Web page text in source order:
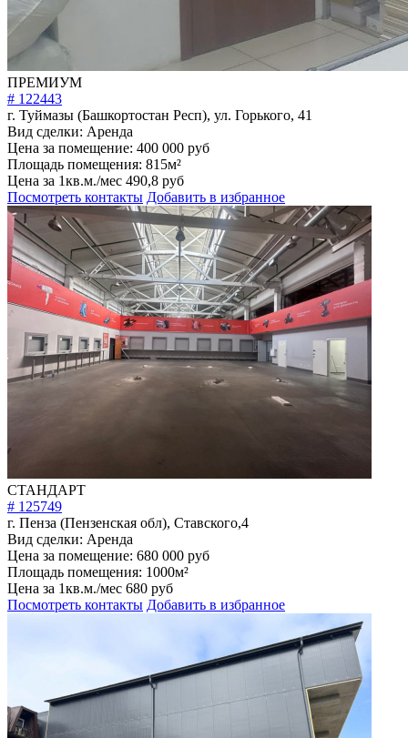
ПРЕМИУМ
# 122443
г. Туймазы (Башкортостан Респ), ул. Горького, 41
Вид сделки:Аренда
Цена за помещение:
Площадь помещения:815м²
Цена за 1кв.м./мес490,8 руб
Посмотреть контакты Добавить в избранное
СТАНДАРТ
# 125749
г. Пенза (Пензенская обл), Ставского,4
Вид сделки:Аренда
Цена за помещение:
Площадь помещения:1000м²
Цена за 1кв.м./мес680 руб
Посмотреть контакты Добавить в избранное